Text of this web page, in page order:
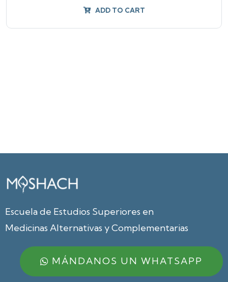
ADD TO CART
Escuela de Estudios Superiores en
Medicinas Alternativas y Complementarias
MÁNDANOS UN WHATSAPP